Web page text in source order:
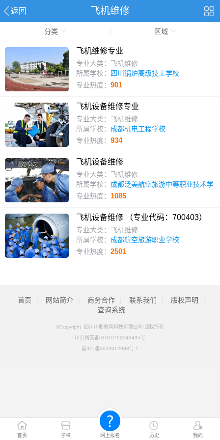
返回 飞机维修
首页 学校 网上报名 历史 我的
分类 区域
飞机维修专业
专业大类：飞机维修
所属学校：
四川锅炉高级技工学校
专业热度： 901
飞机设备维修专业
专业大类：飞机维修
所属学校： 成都机电工程学校
专业热度： 934
飞机设备维修
专业大类：飞机维修
所属学校： 成都泛美航空旅游中等职业技术学
校
专业热度： 1085
飞机设备维修 （专业代码：700403）
专业大类：飞机维修
所属学校： 成都航空旅游职业学校
专业热度： 2501
首页 网站简介 商务合作 联系我们 版权声明
查询系统
©Copyright 四川川职教育科技有限公司 版权所有
川公网安备51010702043495号
蜀ICP备2023012938号-1